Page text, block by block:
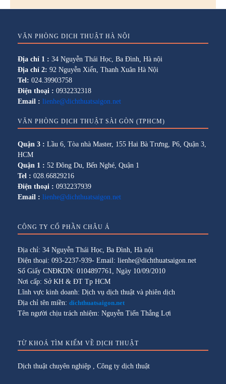
VĂN PHÒNG DỊCH THUẬT HÀ NỘI
Địa chỉ 1 : 34 Nguyễn Thái Học, Ba Đình, Hà nội
Địa chỉ 2: 92 Nguyễn Xiển, Thanh Xuân Hà Nội
Tel: 024.39903758
Điện thoại : 0932232318
Email : lienhe@dichthuatsaigon.net
VĂN PHÒNG DỊCH THUẬT SÀI GÒN (TPHCM)
Quận 3 : Lầu 6, Tòa nhà Master, 155 Hai Bà Trưng, P6, Quận 3,
HCM
Quận 1 : 52 Đông Du, Bến Nghé, Quận 1
Tel : 028.66829216
Điện thoại : 0932237939
Email : lienhe@dichthuatsaigon.net
CÔNG TY CỔ PHẦN CHÂU Á
Địa chỉ: 34 Nguyễn Thái Học, Ba Đình, Hà nội
Điện thoại: 093-2237-939- Email: lienhe@dichthuatsaigon.net
Số Giấy CNĐKDN: 0104897761, Ngày 10/09/2010
Nơi cấp: Sở KH & ĐT Tp HCM
Lĩnh vực kinh doanh: Dịch vụ dịch thuật và phiên dịch
Địa chỉ tên miền: dichthuatsaigon.net
Tên người chịu trách nhiệm: Nguyễn Tiến Thắng Lợi
TỪ KHOÁ TÌM KIẾM VỀ DỊCH THUẬT
Dịch thuật chuyên nghiệp Công ty dịch thuật